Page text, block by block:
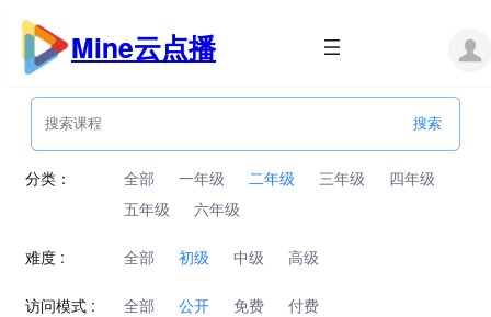
跳
内
Mine云点播
分类： 全部 一年级 二年级 三年级
四年级
五年级
六年级
难度 : 全部 初级 中级 高级
访问模式 : 全部 公开 免费 付费